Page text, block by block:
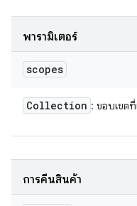
พารามิเตอร์
scopes
Collection : ขอบเขตที่
การคืนสินค้า